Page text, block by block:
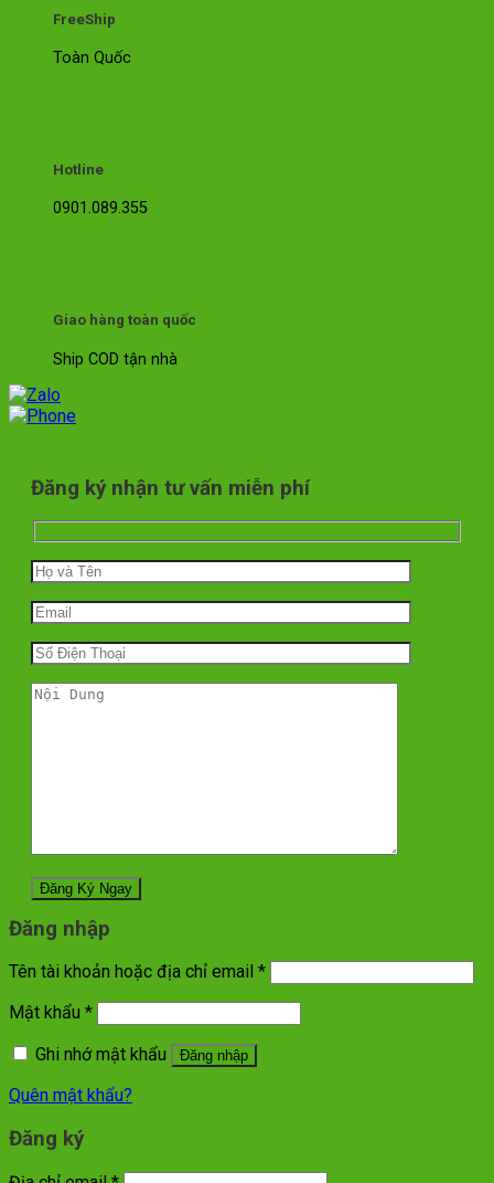
FreeShip
Toàn Quốc
Hotline
0901.089.355
Giao hàng toàn quốc
Ship COD tận nhà
Đăng ký nhận tư vấn miễn phí
Đăng nhập
Tên tài khoản hoặc địa chỉ email *
Mật khẩu *
Ghi nhớ mật khẩu
Đăng nhập
Quên mật khẩu?
Đăng ký